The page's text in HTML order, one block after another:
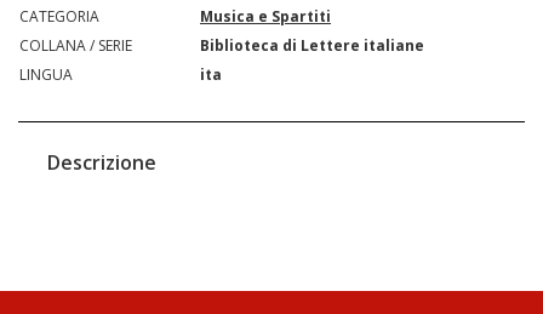
CATEGORIA
Musica e Spartiti
COLLANA / SERIE
Biblioteca di Lettere italiane
LINGUA
ita
Descrizione